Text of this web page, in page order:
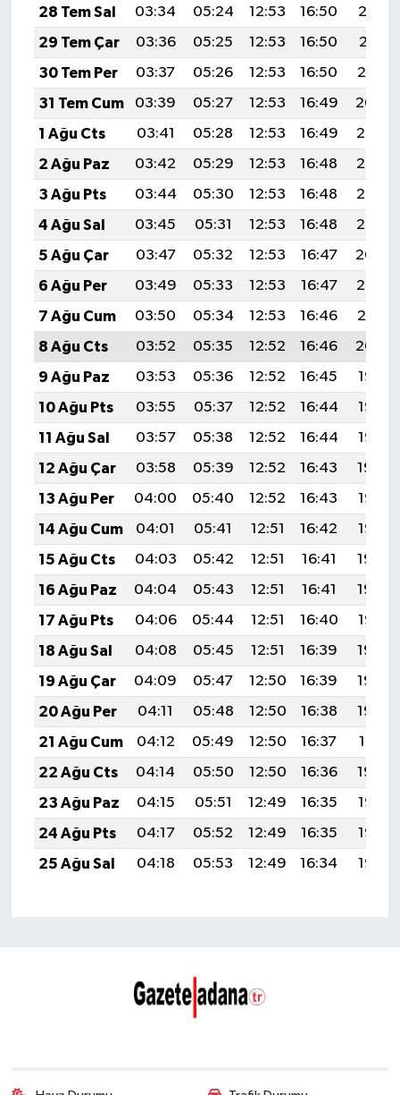
28 Tem Sal
03:34 05:24 12:53 16:50
20:12
29 Tem Çar
03:36 05:25 12:53 16:50
20:11
30 Tem Per
03:37 05:26 12:53 16:50
20:10
31 Tem Cum
03:39 05:27 12:53 16:49
20:09
1 Ağu Cts
03:41 05:28 12:53 16:49
20:08
2 Ağu Paz
03:42 05:29 12:53 16:48
20:07
3 Ağu Pts
03:44 05:30 12:53 16:48
20:06
4 Ağu Sal
03:45 05:31 12:53 16:48
20:05
5 Ağu Çar
03:47 05:32 12:53 16:47
20:04
6 Ağu Per
03:49 05:33 12:53 16:47
20:02
7 Ağu Cum
03:50 05:34 12:53 16:46
20:01
8 Ağu Cts
03:52 05:35 12:52 16:46
20:00
9 Ağu Paz
03:53 05:36 12:52 16:45
19:58
10 Ağu Pts
03:55 05:37 12:52 16:44
19:57
11 Ağu Sal
03:57 05:38 12:52 16:44
19:56
12 Ağu Çar
03:58 05:39 12:52 16:43
19:54
13 Ağu Per
04:00 05:40 12:52 16:43
19:53
14 Ağu Cum
04:01 05:41 12:51 16:42
19:52
15 Ağu Cts
04:03 05:42 12:51 16:41
19:50
16 Ağu Paz
04:04 05:43 12:51 16:41
19:49
17 Ağu Pts
04:06 05:44 12:51 16:40
19:47
18 Ağu Sal
04:08 05:45 12:51 16:39
19:46
19 Ağu Çar
04:09 05:47 12:50 16:39
19:44
20 Ağu Per
04:11 05:48 12:50 16:38
19:43
21 Ağu Cum
04:12 05:49 12:50 16:37
19:41
22 Ağu Cts
04:14 05:50 12:50 16:36
19:40
23 Ağu Paz
04:15 05:51 12:49 16:35
19:38
24 Ağu Pts
04:17 05:52 12:49 16:35
19:37
25 Ağu Sal
04:18 05:53 12:49 16:34 19:35